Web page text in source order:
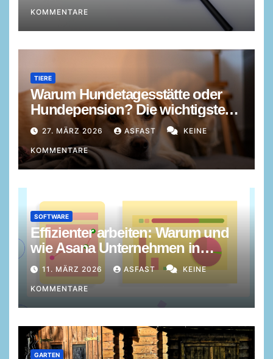
KOMMENTARE
TIERE
Warum Hundetagesstätte oder
Hundepension? Die wichtigsten
Gründe im Überblick
27. MÄRZ 2026 ASFAST KEINE
KOMMENTARE
SOFTWARE
Effizienter arbeiten: Warum und
wie Asana Unternehmen in
Projekten und Prozessen stärkt
11. MÄRZ 2026 ASFAST KEINE
KOMMENTARE
GARTEN